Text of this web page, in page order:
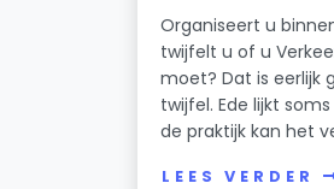
Organiseert u
twijfelt u of u
moet? Dat is eerlijk
twijfel. Ede lijkt
de praktijk kan het
LEES VERDER